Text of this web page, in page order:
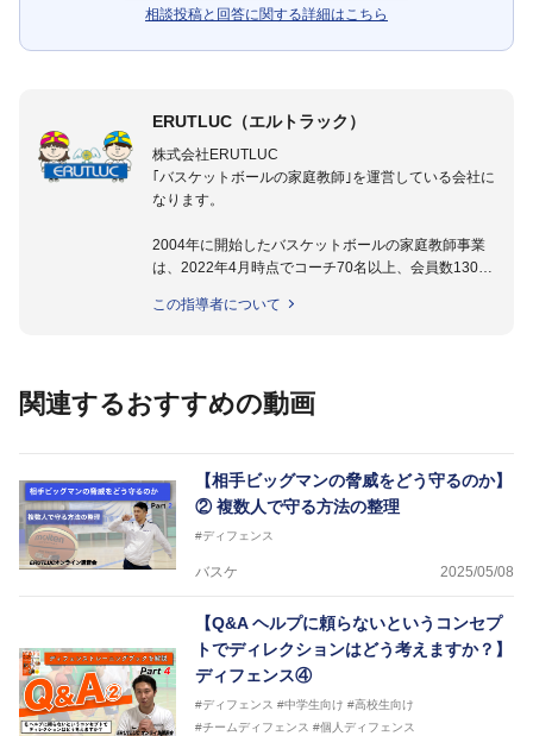
相談投稿と回答に関する詳細はこちら
ERUTLUC（エルトラック）
株式会社ERUTLUC
｢バスケットボールの家庭教師｣を運営している会社に
なります。
2004年に開始したバスケットボールの家庭教師事業
は、2022年4月時点でコーチ70名以上、会員数1300
指導実績多数・各地講習会なども担当しており、「は
など多くの書籍・DVDも監修しています。
2016年U12ナショナルキャンプヘッドコーチ
2016年U13ナショナルキャンプヘッドコーチ
2016年男子日本代表サポートコーチ
2017年U12ナショナルキャンプヘッドコーチ
2017年U13ナショナルキャンプヘッドコーチ
2017年男子日本代表サポートコーチ
リーコーチ
2018年U12ナショナルキャンプヘッドコーチ
2018年U13ナショナルキャンプヘッドコーチ
2018年～2021年男子日本代表サポートコーチ
2021年～女子日本代表アシスタントコーチ
この指導者について
関連するおすすめの動画
【相手ビッグマンの脅威をどう守るのか】
② 複数人で守る方法の整理
#ディフェンス
バスケ 2025/05/08
【Q&A ヘルプに頼らないというコンセプ
トでディレクションはどう考えますか？】
ディフェンス④
#ディフェンス #中学生向け #高校生向け
#チームディフェンス #個人ディフェンス